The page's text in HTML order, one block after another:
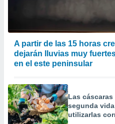
uso de
contenido
el
del
de
A partir de las 15 horas
dejarán lluvias muy
en el este peninsular
Las
segunda
utilizarlas